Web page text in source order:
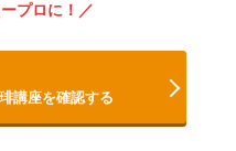
プロに！
講座を確認する